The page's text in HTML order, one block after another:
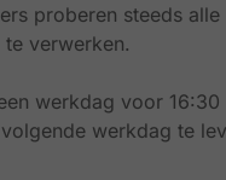
proberen steeds alle
verwerken.
werkdag voor 16:30
werkdag te